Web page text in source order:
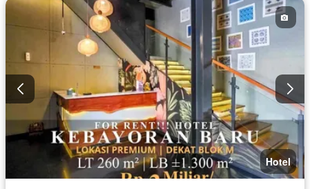
Hotel